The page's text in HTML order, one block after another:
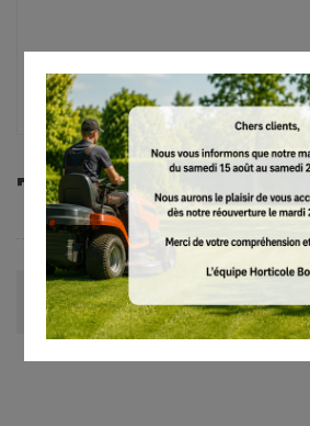
TS 500i
Avis (0)